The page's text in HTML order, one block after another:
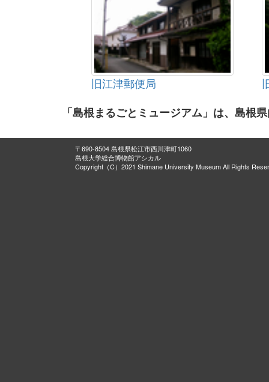
旧江津郵便局
「島根まるごとミュージアム」は、島根
〒690-8504 島根県松江市西川津町1060
島根大学総合博物館アシカル
Copyright（C）2021 Shimane University Museum All Rights